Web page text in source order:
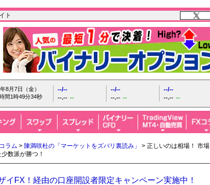
ト
8月7日（金）
間1時49分36秒
--/--
--.-- --
--/--
--.-- --
--/--
--.-- --
ラム > 陳満咲杜の「マーケットをズバリ裏読み」
> 正しいのは相場！ 市場
数派が勝つ！
イFX！経由の口座開設者限定キャンペーン実施中！